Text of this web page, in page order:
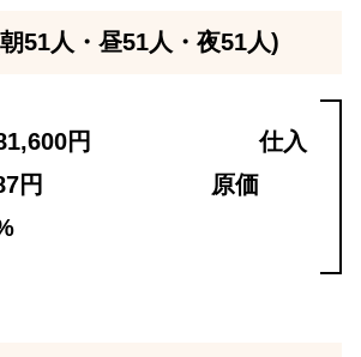
51人・昼51人・夜51人)
81,600円 仕入
円 原価